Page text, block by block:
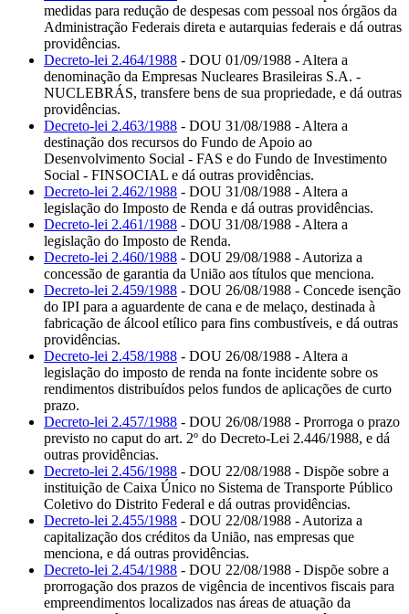
medidas para redução de despesas com pessoal nos órgãos da
Administração Federais direta e autarquias federais e dá outras
providências.
Decreto-lei 2.464/1988 - DOU 01/09/1988 - Altera a
denominação da Empresas Nucleares Brasileiras S.A. -
NUCLEBRÁS, transfere bens de sua propriedade, e dá outras
providências.
Decreto-lei 2.463/1988 - DOU 31/08/1988 - Altera a
destinação dos recursos do Fundo de Apoio ao
Desenvolvimento Social - FAS e do Fundo de Investimento
Social - FINSOCIAL e dá outras providências.
Decreto-lei 2.462/1988 - DOU 31/08/1988 - Altera a
legislação do Imposto de Renda e dá outras providências.
Decreto-lei 2.461/1988 - DOU 31/08/1988 - Altera a
legislação do Imposto de Renda.
Decreto-lei 2.460/1988 - DOU 29/08/1988 - Autoriza a
concessão de garantia da União aos títulos que menciona.
Decreto-lei 2.459/1988 - DOU 26/08/1988 - Concede isenção
do IPI para a aguardente de cana e de melaço, destinada à
fabricação de álcool etílico para fins combustíveis, e dá outras
providências.
Decreto-lei 2.458/1988 - DOU 26/08/1988 - Altera a
legislação do imposto de renda na fonte incidente sobre os
rendimentos distribuídos pelos fundos de aplicações de curto
prazo.
Decreto-lei 2.457/1988 - DOU 26/08/1988 - Prorroga o prazo
previsto no caput do art. 2º do Decreto-Lei 2.446/1988, e dá
outras providências.
Decreto-lei 2.456/1988 - DOU 22/08/1988 - Dispõe sobre a
instituição de Caixa Único no Sistema de Transporte Público
Coletivo do Distrito Federal e dá outras providências.
Decreto-lei 2.455/1988 - DOU 22/08/1988 - Autoriza a
capitalização dos créditos da União, nas empresas que
menciona, e dá outras providências.
Decreto-lei 2.454/1988 - DOU 22/08/1988 - Dispõe sobre a
prorrogação dos prazos de vigência de incentivos fiscais para
empreendimentos localizados nas áreas de atuação da